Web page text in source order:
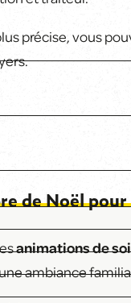
précise, vous
de Noël
animations de
ambiance